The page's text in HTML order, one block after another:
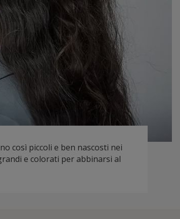
così piccoli e ben nascosti nei
e colorati per abbinarsi al